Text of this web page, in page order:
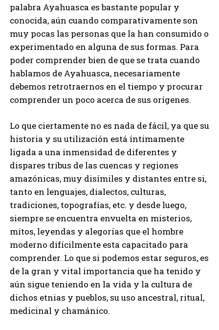
palabra Ayahuasca es bastante popular y
conocida, aún cuando comparativamente son
muy pocas las personas que la han consumido o
experimentado en alguna de sus formas. Para
poder comprender bien de que se trata cuando
hablamos de Ayahuasca, necesariamente
debemos retrotraernos en el tiempo y procurar
comprender un poco acerca de sus orígenes.
Lo que ciertamente no es nada de fácil, ya que su
historia y su utilización está íntimamente
ligada a una inmensidad de diferentes y
dispares tribus de las cuencas y regiones
amazónicas, muy disímiles y distantes entre si,
tanto en lenguajes, dialectos, culturas,
tradiciones, topografías, etc. y desde luego,
siempre se encuentra envuelta en misterios,
mitos, leyendas y alegorías que el hombre
moderno difícilmente esta capacitado para
comprender. Lo que si podemos estar seguros, es
de la gran y vital importancia que ha tenido y
aún sigue teniendo en la vida y la cultura de
dichos etnias y pueblos, su uso ancestral, ritual,
medicinal y chamánico.